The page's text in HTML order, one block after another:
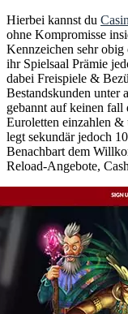
Hierbei kannst du
ohne Kompromisse
Kennzeichen sehr
ihr Spielsaal Prämie
dabei Freispiele &
Bestandskunden unter
gebannt auf keinen
Euroletten einzahlen &
legt sekundär jedoch
Benachbart dem
Reload-Angebote,